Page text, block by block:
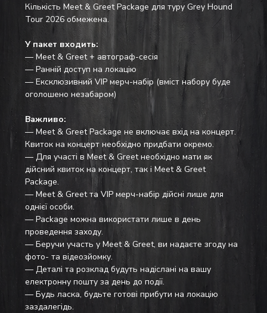
Кількість Meet & Greet Package для туру Grey Hound
Tour 2026 обмежена.
У пакет входить:
— Meet & Greet + автограф-сесія
— Ранній доступ на локацію
— Ексклюзивний VIP мерч-набір (вміст набору буде
оголошено незабаром)
Важливо:
— Meet & Greet Package не включає вхід на концерт.
Квиток на концерт необхідно придбати окремо.
— Для участі в Meet & Greet необхідно мати як
дійсний квиток на концерт, так і Meet & Greet
Package.
— Meet & Greet та VIP мерч-набір дійсні лише для
однієї особи.
— Package можна використати лише в день
проведення заходу.
— Беручи участь у Meet & Greet, ви надаєте згоду на
фото- та відеозйомку.
— Деталі та розклад будуть надіслані на вашу
електронну пошту за день до події.
— Будь ласка, будьте готові прибути на локацію
заздалегідь.